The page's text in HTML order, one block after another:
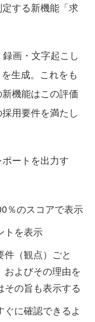
する新機能「求
画・文字起こし
生成。これをも
機能はこの評価
用要件を満たし
ートを出力す
％のスコアで表示
トを表示
（観点）ごと
およびその理由を
の旨も表示する
に確認できるよ